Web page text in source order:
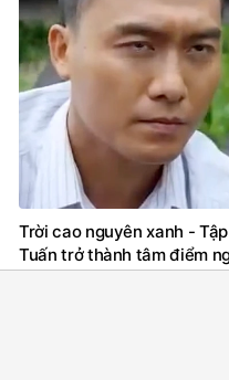
Trời cao nguyên xanh -
Tuấn trở thành tâm điểm